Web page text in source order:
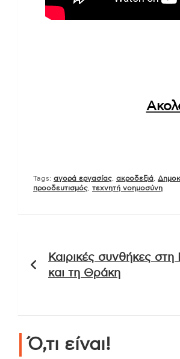
Tags: αγορά εργασίας ακροδεξιά
προοδευτισμός τεχνητή νοημοσύνη
άρθρων
Καιρικές συνθήκες
και τη Θράκη
Ό,τι είναι!